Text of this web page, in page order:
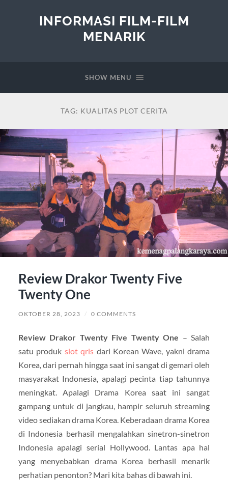
INFORMASI FILM-FILM
MENARIK
SHOW MENU
TAG: KUALITAS PLOT CERITA
Review Drakor Twenty Five
Twenty One
OKTOBER 28, 2023 / 0 COMMENTS
Review Drakor Twenty Five Twenty One – Salah
satu produk slot qris dari Korean Wave, yakni drama
Korea, dari pernah hingga saat ini sangat di gemari oleh
masyarakat Indonesia, apalagi pecinta tiap tahunnya
meningkat. Apalagi Drama Korea saat ini sangat
gampang untuk di jangkau, hampir seluruh streaming
video sediakan drama Korea. Keberadaan drama Korea
di Indonesia berhasil mengalahkan sinetron-sinetron
Indonesia apalagi serial Hollywood. Lantas apa hal
yang menyebabkan drama Korea berhasil menarik
perhatian penonton? Mari kita bahas di bawah ini.